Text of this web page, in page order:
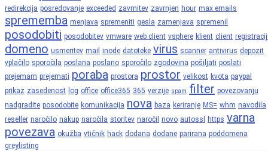
redirekcija posredovanje exceeded zavrnitev zavrnjen hour max emails
sprememba menjava spremeniti gesla zamenjava spremenil
posodobiti posodobitev vmware web client vsphere klient client
domeno usmeritev mail inode datoteke virus scanner antivirus depozit
vplačilo sporočila poslana poslano sporočilo zgodovina pošiljati poslati
prejemam prejemati poraba prostora prostor velikost kvota paypal
prikaz zasedenost log office office365 365 verzije spam filter povezovanju
nadgradite posodobite komunikacija nova baza keriranje MS= whm navodila
reseller naročilo nakup naročila storitev naročil novo autossl https varna
povezava okužba vtičnik hack dodana dodane parirana poddomena
greylisting